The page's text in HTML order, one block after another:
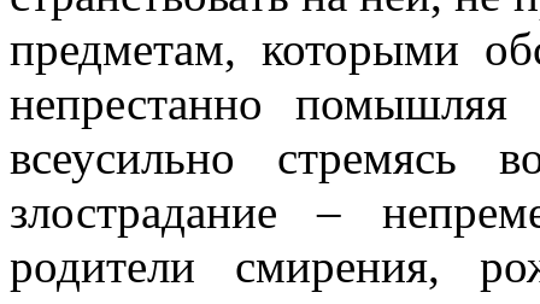
предметам, которыми
непрестанно
всеусильно стремясь
злострадание –
родители смирения,